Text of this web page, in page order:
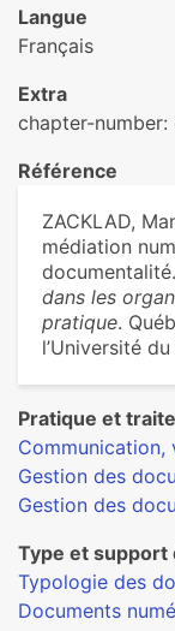
Langue
Français
Extra
chapter-number:
Référence
ZACKLAD,
médiation
dans les
pratique.
l’Université
Pratique et
Gestion des
Gestion des
Type et support
Typologie des
Documents